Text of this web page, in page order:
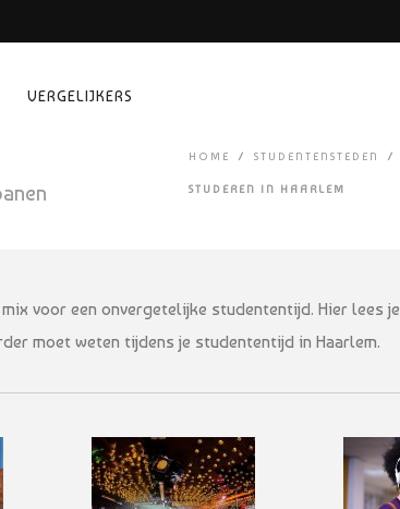
VERGELIJKERS
HOME / STUDENTENSTEDEN /
STUDEREN IN HAARLEM
voor een onvergetelijke studententijd. Hier lees
moet weten tijdens je studententijd in Haarlem.